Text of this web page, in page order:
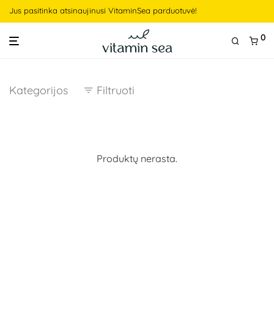
Jus pasitinka atsinaujinusi VitaminSea parduotuvė!
0
Kategorijos Filtruoti
Produktų nerasta.